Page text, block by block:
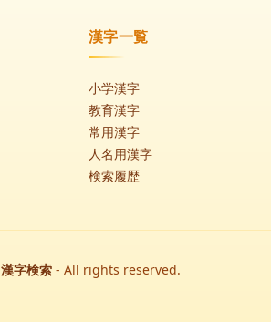
漢字一覧
小学漢字
教育漢字
常用漢字
人名用漢字
検索履歴
漢字検索- All rights reserved.